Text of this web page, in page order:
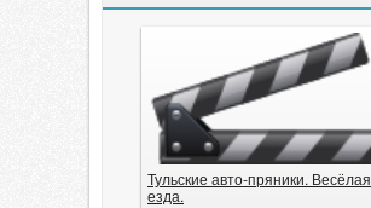
Тульские авто-пряники. Весёлая
езда.